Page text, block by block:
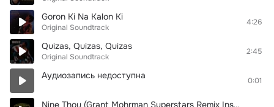
Goron Ki Na Kalon Ki
Original Soundtrack
4:26
Quizas, Quizas, Quizas
Original Soundtrack
2:45
Аудиозапись недоступна 0:01
Nine Thou (Grant Mohrman Superstars Remix Instrumental)